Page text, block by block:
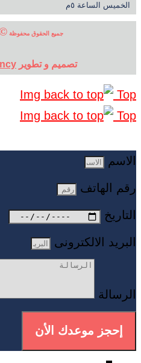
الخميس الساعة ٥م
جميع الحقوق محفوظة ©
تصميم و تطوير
Top
Top
الاسم
رقم الهاتف
التاريخ
البريد الالكترونى
الرسالة
إحجز موعدك الأن